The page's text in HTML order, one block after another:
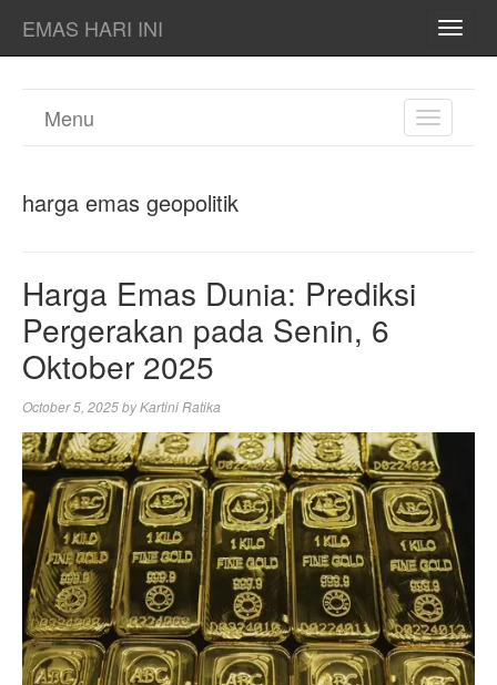
EMAS HARI INI
TOGGLE
Menu
harga emas geopolitik
Harga Emas Dunia: Prediksi
Pergerakan pada Senin, 6
Oktober 2025
October 5, 2025byKartini Ratika